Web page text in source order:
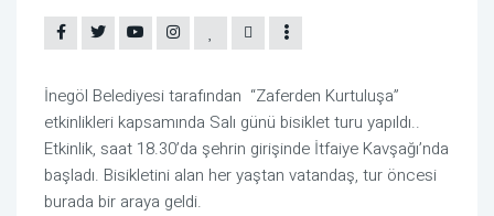
İnegöl Belediyesi tarafından “Zaferden Kurtuluşa”
etkinlikleri kapsamında Salı günü bisiklet turu yapıldı..
Etkinlik, saat 18.30’da şehrin girişinde İtfaiye Kavşağı’nda
başladı. Bisikletini alan her yaştan vatandaş, tur öncesi
burada bir araya geldi.